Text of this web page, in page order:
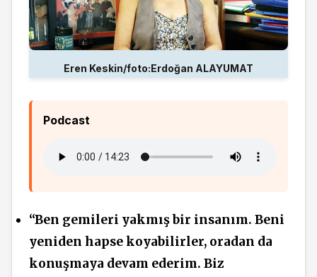
Eren Keskin/foto:Erdoğan ALAYUMAT
Podcast
“Ben gemileri yakmış bir insanım. Beni
yeniden hapse koyabilirler, oradan da
konuşmaya devam ederim. Biz